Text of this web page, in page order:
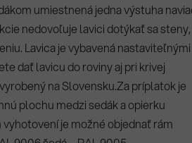
umiestnená jedna výstuha
nedovoľuje lavici dotýkať sa steny,
Lavica je vybavená nastaviteľnými
dať lavicu do roviny aj pri krivej
na Slovensku.Za príplatok je
plochu medzi sedák a opierku
je možné objednať rám